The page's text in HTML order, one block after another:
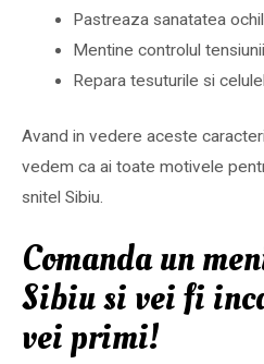
Pastreaza sanatatea
Mentine controlul
Repara tesuturile si
Avand in vedere aceste
vedem ca ai toate motivele
snitel Sibiu.
Comanda un
Sibiu si vei fi
vei primi!